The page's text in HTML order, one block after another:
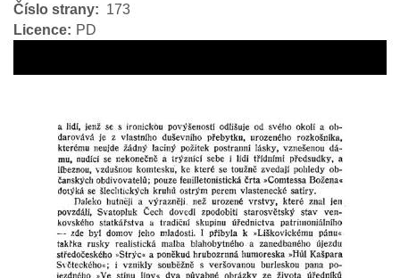
Číslo strany
173
Licence
PD